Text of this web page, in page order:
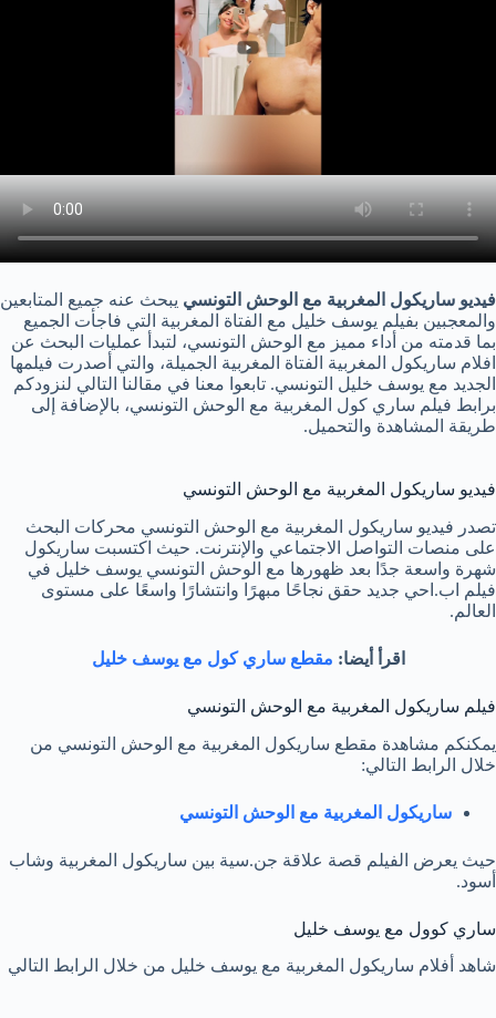
فيديو ساريكول المغربية مع الوحش التونسي يبحث عنه جميع المتابعين
والمعجبين بفيلم يوسف خليل مع الفتاة المغربية التي فاجأت الجميع
بما قدمته من أداء مميز مع الوحش التونسي، لتبدأ عمليات البحث عن
افلام ساريكول المغربية الفتاة المغربية الجميلة، والتي أصدرت فيلمها
الجديد مع يوسف خليل التونسي. تابعوا معنا في مقالنا التالي لنزودكم
برابط فيلم ساري كول المغربية مع الوحش التونسي، بالإضافة إلى
طريقة المشاهدة والتحميل.
فيديو ساريكول المغربية مع الوحش التونسي
تصدر فيديو ساريكول المغربية مع الوحش التونسي محركات البحث
على منصات التواصل الاجتماعي والإنترنت. حيث اكتسبت ساريكول
شهرة واسعة جدًا بعد ظهورها مع الوحش التونسي يوسف خليل في
فيلم اب.احي جديد حقق نجاحًا مبهرًا وانتشارًا واسعًا على مستوى
العالم.
اقرأ أيضا: مقطع ساري كول مع يوسف خليل
فيلم ساريكول المغربية مع الوحش التونسي
يمكنكم مشاهدة مقطع ساريكول المغربية مع الوحش التونسي من
خلال الرابط التالي:
ساريكول المغربية مع الوحش التونسي
حيث يعرض الفيلم قصة علاقة جن.سية بين ساريكول المغربية وشاب
أسود.
ساري كوول مع يوسف خليل
شاهد أفلام ساريكول المغربية مع يوسف خليل من خلال الرابط التالي